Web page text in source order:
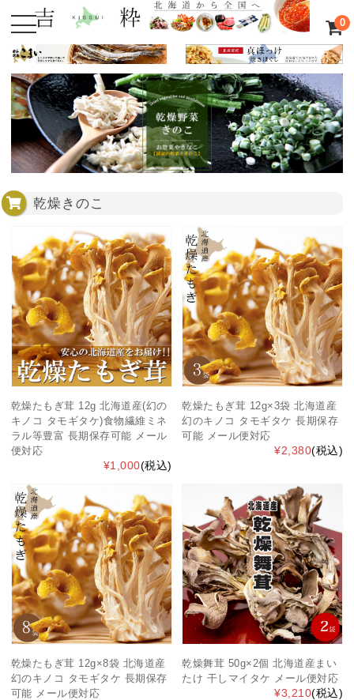
0
乾燥きのこ
乾燥たもぎ茸 12g 北海道産(幻の
キノコ タモギタケ)食物繊維ミネ
ラル等豊富 長期保存可能 メール
便対応
¥1,000(税込)
乾燥たもぎ茸 12g×3袋 北海道産
幻のキノコ タモギタケ 長期保存
可能 メール便対応
¥2,380(税込)
乾燥たもぎ茸 12g×8袋 北海道産
幻のキノコ タモギタケ 長期保存
可能 メール便対応
乾燥舞茸 50g×2個 北海道産まい
たけ 干しマイタケ メール便対応
¥3,210(税込)